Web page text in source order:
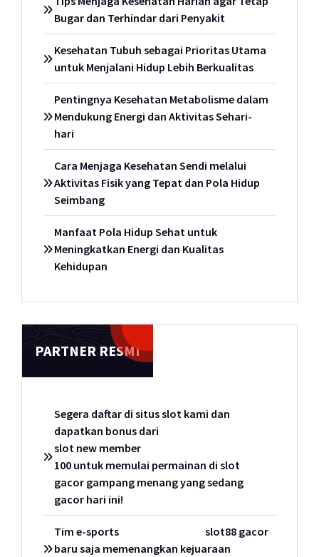
Bugar dan Terhindar dari Penyakit
Kesehatan Tubuh sebagai Prioritas Utama
untuk Menjalani Hidup Lebih Berkualitas
Pentingnya Kesehatan Metabolisme dalam
Mendukung Energi dan Aktivitas Sehari-
hari
Cara Menjaga Kesehatan Sendi melalui
Aktivitas Fisik yang Tepat dan Pola Hidup
Seimbang
Manfaat Pola Hidup Sehat untuk
Meningkatkan Energi dan Kualitas
Kehidupan
PARTNER RESMI
Segera daftar di situs slot kami dan
dapatkan bonus dari
slot new member
100 untuk memulai permainan di slot
gacor gampang menang yang sedang
gacor hari ini!
Tim e-sports
slot88 gacor
baru saja memenangkan kejuaraan